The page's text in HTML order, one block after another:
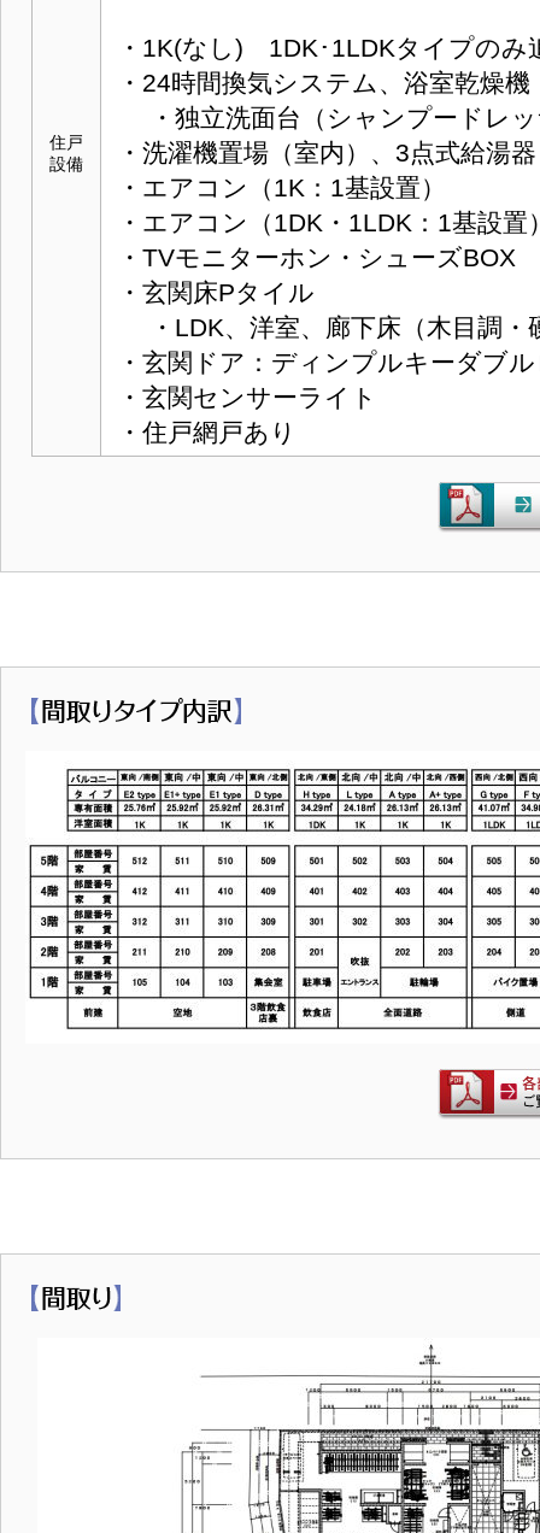
住戸
設備
・1K(なし) 1DK･1LDKタイプのみ
・24時間換気システム、浴室乾燥機
・独立洗面台（シャンプードレ
・洗濯機置場（室内）、3点式給湯
・エアコン（1K：1基設置）
・エアコン（1DK・1LDK：1基設
・TVモニターホン・シューズBOX
・玄関床Pタイル
・LDK、洋室、廊下床（木目調・
・玄関ドア：ディンプルキーダブ
・玄関センサーライト
・住戸網戸あり